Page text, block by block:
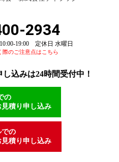
2934
19:00 定休日 水曜日
のご注意点はこちら
込みは24時間受付中！
の
積り申し込み
での
積り申し込み